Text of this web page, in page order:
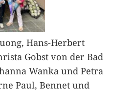
Hans-Herbert
Gobst von der Bad
Wanka und Petra
Paul, Bennet und